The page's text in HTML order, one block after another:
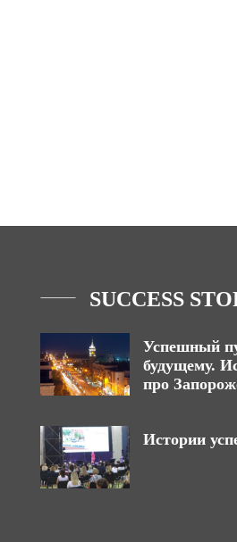
SUCCESS
Успешный
будущему.
про
Истории